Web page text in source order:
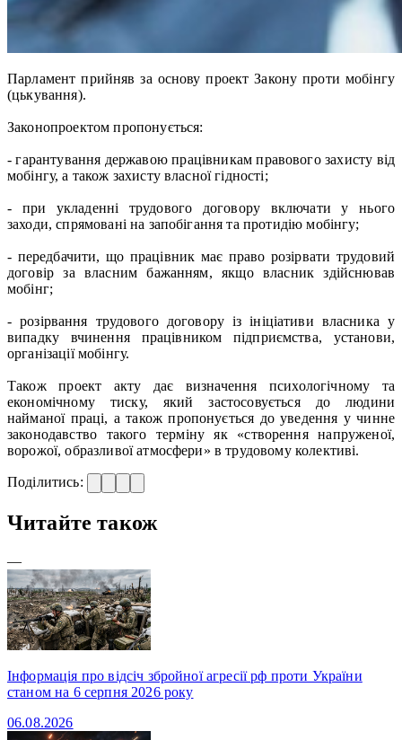
Парламент прийняв за основу проект Закону проти мобінгу
(цькування).
Законопроектом пропонується:
- гарантування державою працівникам правового захисту від
мобінгу, а також захисту власної гідності;
- при укладенні трудового договору включати у нього
заходи, спрямовані на запобігання та протидію мобінгу;
- передбачити, що працівник має право розірвати трудовий
договір за власним бажанням, якщо власник здійснював
мобінг;
- розірвання трудового договору із ініціативи власника у
випадку вчинення працівником підприємства, установи,
організації мобінгу.
Також проект акту дає визначення психологічному та
економічному тиску, який застосовується до людини
найманої праці, а також пропонується до уведення у чинне
законодавство такого терміну як «створення напруженої,
ворожої, образливої атмосфери» в трудовому колективі.
Поділитись:
Читайте також
—
Інформація про відсіч збройної агресії рф проти України
станом на 6 серпня 2026 року
06.08.2026